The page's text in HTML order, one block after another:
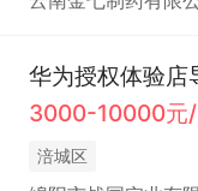
华为授权体验店
3000-10000元/
涪城区